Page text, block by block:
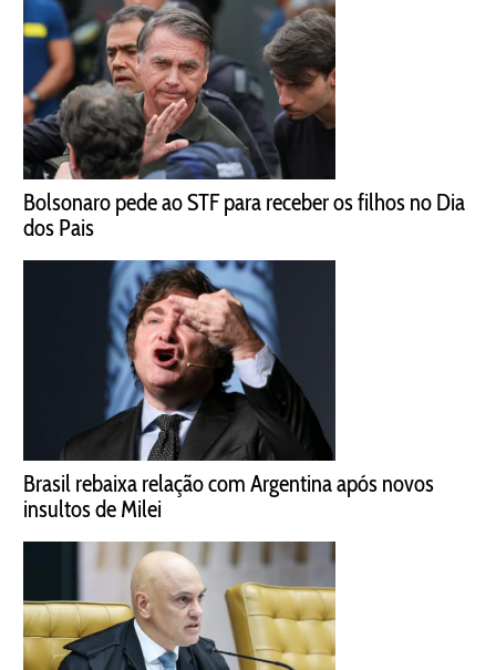
Bolsonaro pede ao STF para receber os filhos no Dia
dos Pais
Brasil rebaixa relação com Argentina após novos
insultos de Milei